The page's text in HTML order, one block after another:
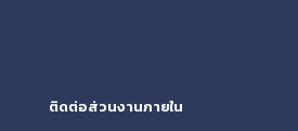
ติดต่อส่วนงานภายใน